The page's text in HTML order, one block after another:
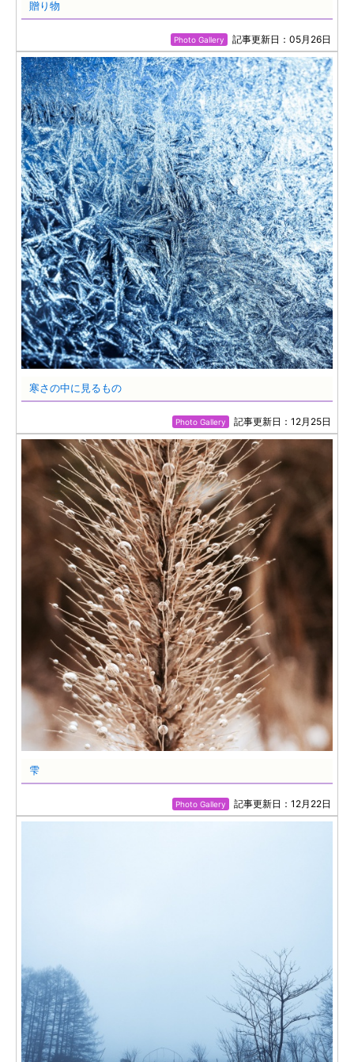
贈り物
Photo Gallery 記事更新日：05月26日
寒さの中に見るもの
Photo Gallery 記事更新日：12月25日
雫
Photo Gallery 記事更新日：12月22日